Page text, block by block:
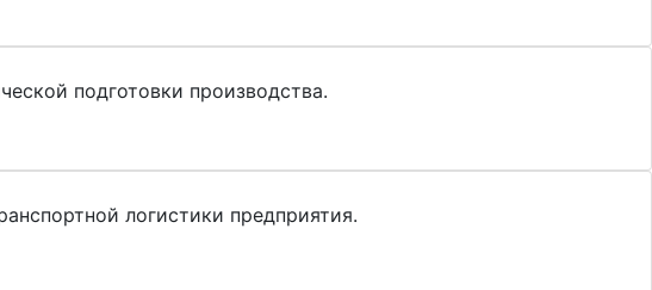
подготовки производства.
логистики предприятия.